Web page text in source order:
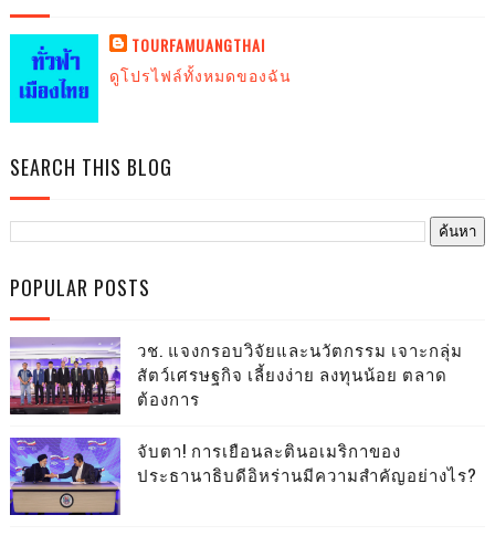
TOURFAMUANGTHAI
ดูโปรไฟล์ทั้งหมดของฉัน
SEARCH THIS BLOG
POPULAR POSTS
วช. แจงกรอบวิจัยและนวัตกรรม เจาะกลุ่ม
สัตว์เศรษฐกิจ เลี้ยงง่าย ลงทุนน้อย ตลาด
ต้องการ
จับตา! การเยือนละตินอเมริกาของ
ประธานาธิบดีอิหร่านมีความสำคัญอย่างไร?